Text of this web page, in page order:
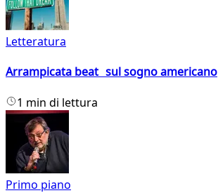
Letteratura
Arrampicata beat sul sogno americano
1 min di lettura
Primo piano